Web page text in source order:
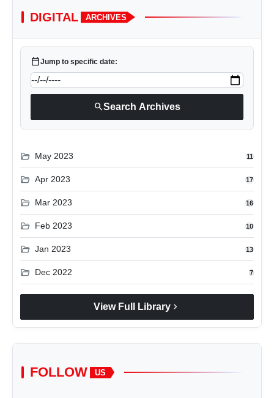
DIGITAL ARCHIVES
calendar_todayJump to specific date:
searchSearch Archives
folder_open May 2023 11
folder_open Apr 2023 17
folder_open Mar 2023 16
folder_open Feb 2023 10
folder_open Jan 2023 13
folder_open Dec 2022 7
View Full Library chevron_right
FOLLOW US